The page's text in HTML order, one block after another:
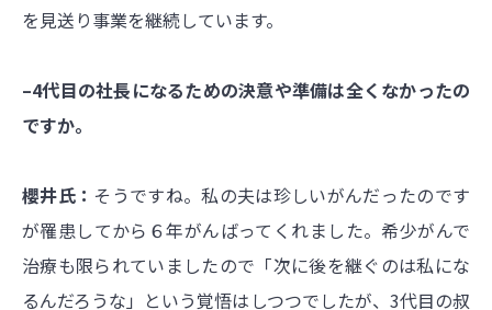
を見送り事業を継続しています。
–4代目の社長になるための決意や準備は全くなかったの
ですか。
櫻井氏： そうですね。私の夫は珍しいがんだったのです
が罹患してから６年がんばってくれました。希少がんで
治療も限られていましたので「次に後を継ぐのは私にな
るんだろうな」という覚悟はしつつでしたが、3代目の叔